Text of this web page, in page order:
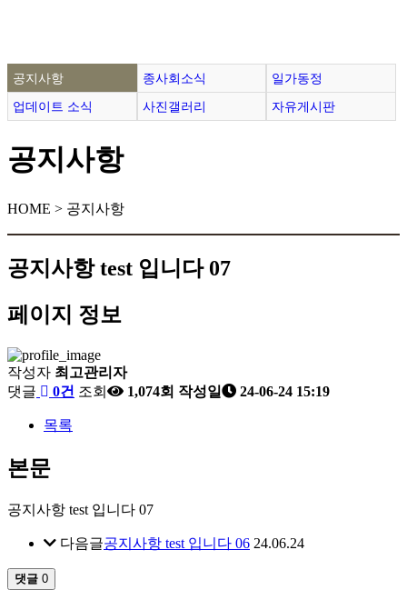
공지사항 종사회소식
일가동정
업데이트 소식
사진갤러리 자유게시판
공지사항
HOME > 공지사항
공지사항 test 입니다 07
페이지 정보
작성자 최고관리자
댓글
0건 조회 1,074회 작성일 24-06-24 15:19
목록
본문
공지사항 test 입니다 07
다음글공지사항 test 입니다 06 24.06.24
댓글 0